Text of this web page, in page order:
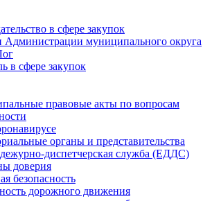
в сфере закупок
Администрации муниципального округа
в сфере закупок
правовые акты по вопросам
органы и представительства
диспетчерская служба (ЕДДС)
доверия
безопасность
дорожного движения